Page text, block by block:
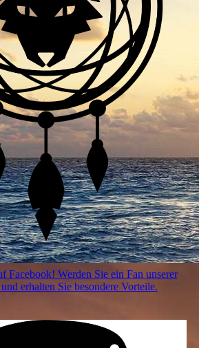
Facebook! Werden Sie ein Fan unserer
erhalten Sie besondere Vorteile.